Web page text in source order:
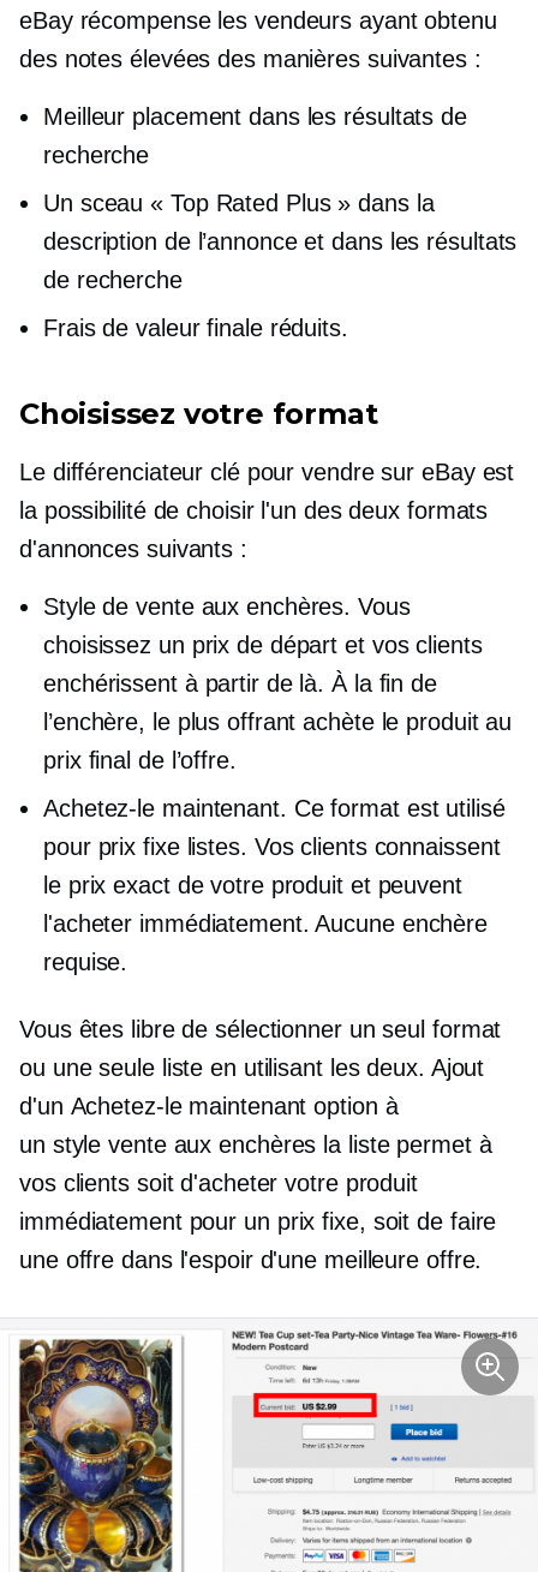
eBay récompense les vendeurs ayant obtenu
des notes élevées des manières suivantes :
Meilleur placement dans les résultats de
recherche
Un sceau « Top Rated Plus » dans la
description de l’annonce et dans les résultats
de recherche
Frais de valeur finale réduits.
Choisissez votre format
Le différenciateur clé pour vendre sur eBay est
la possibilité de choisir l'un des deux formats
d'annonces suivants :
Style de vente aux enchères. Vous
choisissez un prix de départ et vos clients
enchérissent à partir de là. À la fin de
l’enchère, le plus offrant achète le produit au
prix final de l’offre.
Achetez-le maintenant. Ce format est utilisé
pour prix fixelistes. Vos clients connaissent
le prix exact de votre produit et peuvent
l'acheter immédiatement. Aucune enchère
requise.
Vous êtes libre de sélectionner un seul format
ou une seule liste en utilisant les deux. Ajout
d'un Achetez-le maintenant option à
un style vente aux enchères la liste permet à
vos clients soit d'acheter votre produit
immédiatement pour un prix fixe, soit de faire
une offre dans l'espoir d'une meilleure offre.